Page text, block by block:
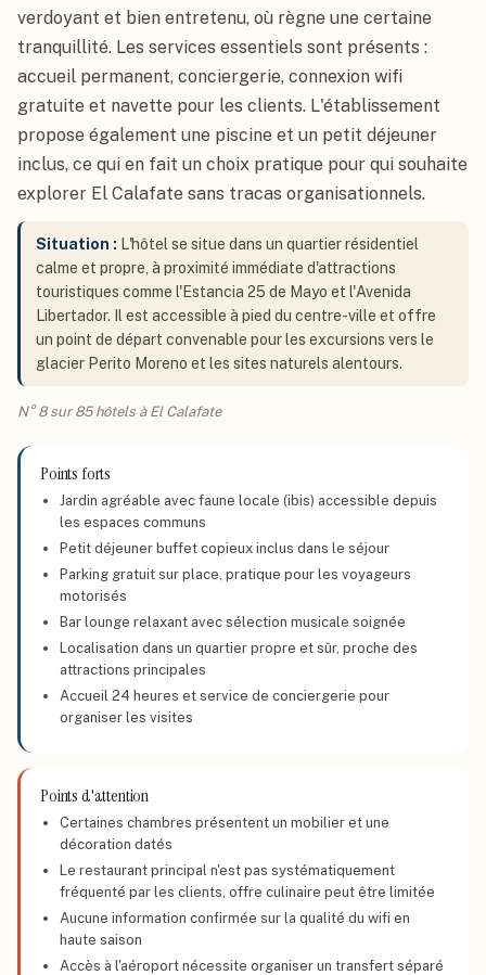
verdoyant et bien entretenu, où règne une certaine
tranquillité. Les services essentiels sont présents :
accueil permanent, conciergerie, connexion wifi
gratuite et navette pour les clients. L'établissement
propose également une piscine et un petit déjeuner
inclus, ce qui en fait un choix pratique pour qui souhaite
explorer El Calafate sans tracas organisationnels.
Situation : L'hôtel se situe dans un quartier résidentiel
calme et propre, à proximité immédiate d'attractions
touristiques comme l'Estancia 25 de Mayo et l'Avenida
Libertador. Il est accessible à pied du centre-ville et offre
un point de départ convenable pour les excursions vers le
glacier Perito Moreno et les sites naturels alentours.
N° 8 sur 85 hôtels à El Calafate
Points forts
Jardin agréable avec faune locale (ibis) accessible depuis
les espaces communs
Petit déjeuner buffet copieux inclus dans le séjour
Parking gratuit sur place, pratique pour les voyageurs
motorisés
Bar lounge relaxant avec sélection musicale soignée
Localisation dans un quartier propre et sûr, proche des
attractions principales
Accueil 24 heures et service de conciergerie pour
organiser les visites
Points d'attention
Certaines chambres présentent un mobilier et une
décoration datés
Le restaurant principal n'est pas systématiquement
fréquenté par les clients, offre culinaire peut être limitée
Aucune information confirmée sur la qualité du wifi en
haute saison
Accès à l'aéroport nécessite organiser un transfert séparé